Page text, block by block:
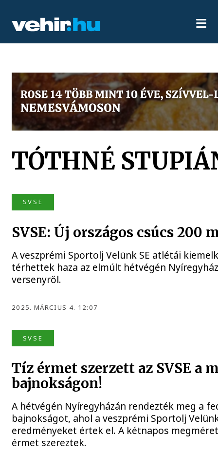
TÓTHNÉ
SVSE
SVSE: Új országos csúcs 200
A veszprémi Sportolj Velünk SE atlétái
térhettek haza az elmúlt hétvégén
versenyről.
2025. MÁRCIUS 4. 12:07
SVSE
Tíz érmet szerzett az SVSE a
bajnokságon!
A hétvégén Nyíregyházán rendezték meg a
bajnokságot, ahol a veszprémi Sportolj
eredményeket értek el. A kétnapos
érmet szereztek.